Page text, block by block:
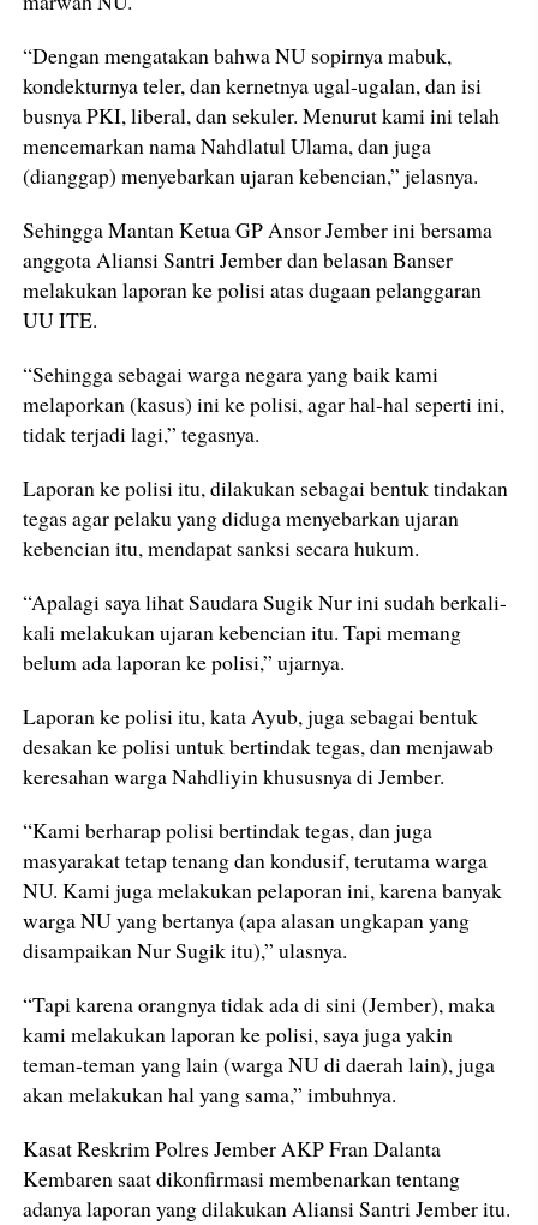
“Dengan mengatakan bahwa NU sopirnya mabuk,
kondekturnya teler, dan kernetnya ugal-ugalan, dan isi
busnya PKI, liberal, dan sekuler. Menurut kami ini telah
mencemarkan nama Nahdlatul Ulama, dan juga
(dianggap) menyebarkan ujaran kebencian,” jelasnya.
Sehingga Mantan Ketua GP Ansor Jember ini bersama
anggota Aliansi Santri Jember dan belasan Banser
melakukan laporan ke polisi atas dugaan pelanggaran
UU ITE.
“Sehingga sebagai warga negara yang baik kami
melaporkan (kasus) ini ke polisi, agar hal-hal seperti ini,
tidak terjadi lagi,” tegasnya.
Laporan ke polisi itu, dilakukan sebagai bentuk tindakan
tegas agar pelaku yang diduga menyebarkan ujaran
kebencian itu, mendapat sanksi secara hukum.
“Apalagi saya lihat Saudara Sugik Nur ini sudah berkali-
kali melakukan ujaran kebencian itu. Tapi memang
belum ada laporan ke polisi,” ujarnya.
Laporan ke polisi itu, kata Ayub, juga sebagai bentuk
desakan ke polisi untuk bertindak tegas, dan menjawab
keresahan warga Nahdliyin khususnya di Jember.
“Kami berharap polisi bertindak tegas, dan juga
masyarakat tetap tenang dan kondusif, terutama warga
NU. Kami juga melakukan pelaporan ini, karena banyak
warga NU yang bertanya (apa alasan ungkapan yang
disampaikan Nur Sugik itu),” ulasnya.
“Tapi karena orangnya tidak ada di sini (Jember), maka
kami melakukan laporan ke polisi, saya juga yakin
teman-teman yang lain (warga NU di daerah lain), juga
akan melakukan hal yang sama,” imbuhnya.
Kasat Reskrim Polres Jember AKP Fran Dalanta
Kembaren saat dikonfirmasi membenarkan tentang
adanya laporan yang dilakukan Aliansi Santri Jember itu.